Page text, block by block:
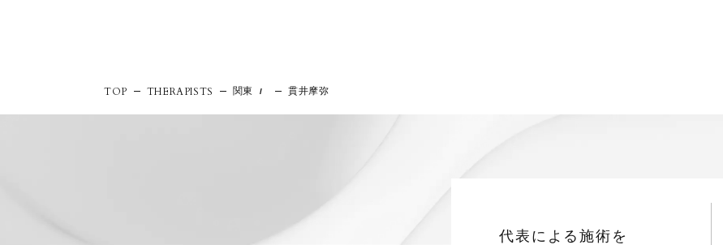
TOP THERAPISTS 関東 / 貫井摩弥
代表による施術を